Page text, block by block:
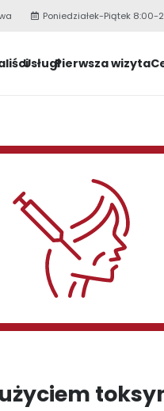
Poniedziałek-Piątek 8:00-
UsługiPierwsza wizyta